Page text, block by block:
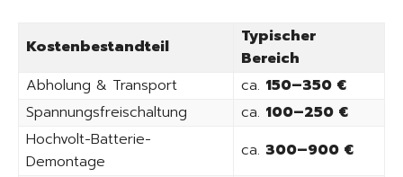
Kostenbestandteil
Typischer
Bereich
Abholung & Transport
ca. 150–350 €
Spannungsfreischaltung
ca. 100–250 €
Hochvolt-Batterie-
Demontage
ca. 300–900 €